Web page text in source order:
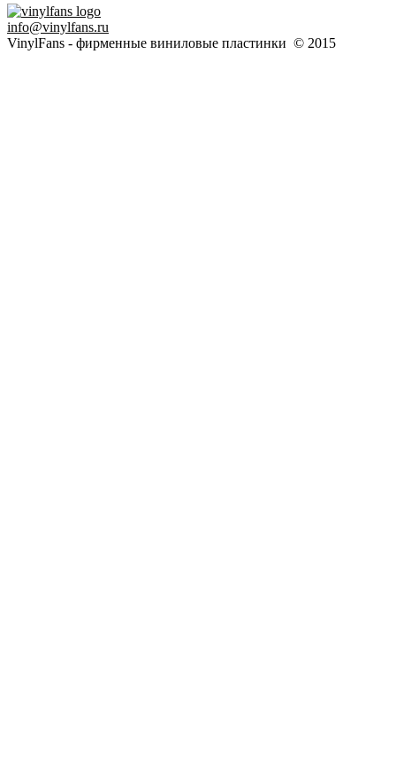
info@vinylfans.ru
VinylFans - фирменные виниловые пластинки © 2015